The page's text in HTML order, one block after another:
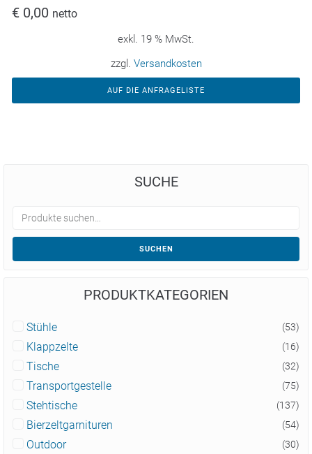
€ 0,00 netto
exkl. 19 % MwSt.
zzgl. Versandkosten
AUF DIE ANFRAGELISTE
SUCHE
SUCHEN
PRODUKTKATEGORIEN
Stühle (53)
Klappzelte (16)
Tische (32)
Transportgestelle (75)
Stehtische (137)
Bierzeltgarnituren (54)
Outdoor (30)